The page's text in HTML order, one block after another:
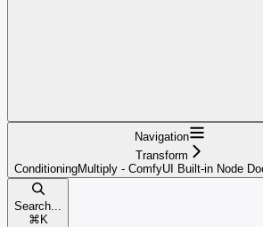
Navigation
Transform
ConditioningMultiply - ComfyUI Built-in Node
Search...
⌘ K